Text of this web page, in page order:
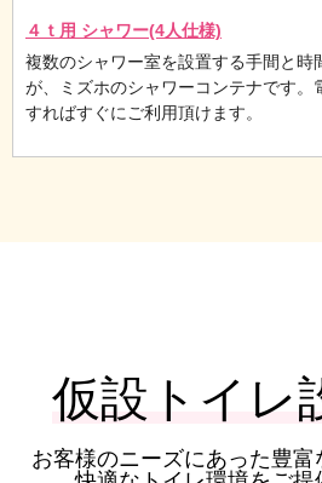
４ｔ用 シャワー(4人仕様)
複数のシャワー室を設置する手間と時
が、ミズホのシャワーコンテナです。
すればすぐにご利用頂けます。
仮設トイレ
お客様のニーズにあった豊